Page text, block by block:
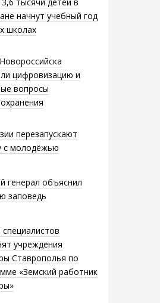
начнут учебный год
школах
цифровизацию и
вопросы
перезапускают
с молодёжью
генерал объяснил
заповедь
учреждения
Ставрополья по
«Земский работник